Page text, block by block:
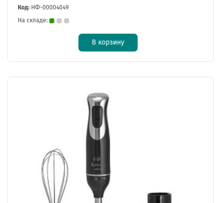
Код: НФ-00004049
На складе:
В корзину